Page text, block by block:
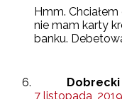
Hmm.
nie mam karty
banku.
Dobrecki
7 listopada,